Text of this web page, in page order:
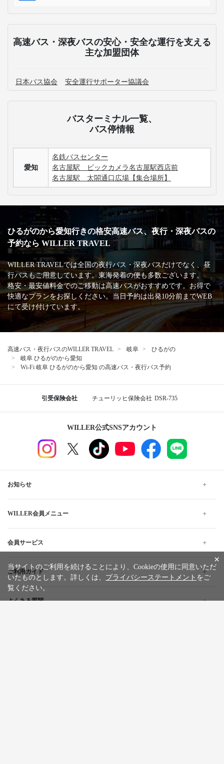
高速バス・深夜バスの安心・安全な運行を支える
主な加盟団体
日本バス協会 安全運行サポーター協議会
バスターミナル一覧、
バス停情報
愛知
名鉄バスセンター
名古屋駅 ビックカメラ名古屋駅西店前
名古屋駅 太閤通口広場【集合場所】
ひるがのから愛知行きの格安高速バス、夜行・深夜バスの
予約なら WILLER TRAVEL
WILLER TRAVELでは全国の夜行バス・深夜バスだけでなく、昼
行バスもご用意しています。東海発着の便も多数ございます。
格安・最安値料金でのご移動は高速バスがおすすめです。お得で
快適なプランをお探しください。当日予約は出発10分前までWEB
にて受け付けています。
高速バス・夜行バスのWILLER TRAVEL 岐阜
ひるがの
岐阜 ひるがのから愛知
Wi-Fi 岐阜 ひるがのから愛知 の高速バス・夜行バス予約
引受保険会社 チューリッヒ保険会社 DSR-735
WILLER公式SNSアカウント
お知らせ
WILLER会員メニュー
会員サービス
ご利用ガイド
よくある質問
×
当サイトのご利用を続けることにより、Cookieの使用に同意いただ
いたものとします。詳しくは、 プライバシーステートメント をご
覧ください。